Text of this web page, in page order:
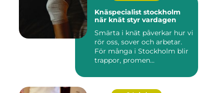
Knäspecialist stockholm
när knät styr vardagen
Smärta i knät påverkar hur vi
rör oss, sover och arbetar.
För många i Stockholm blir
trappor, promen...